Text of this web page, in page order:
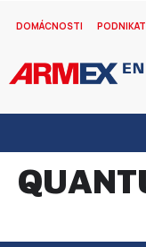
DOMÁCNOSTI